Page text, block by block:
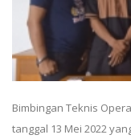
Bimbingan Teknis
tanggal 13 Mei 2022